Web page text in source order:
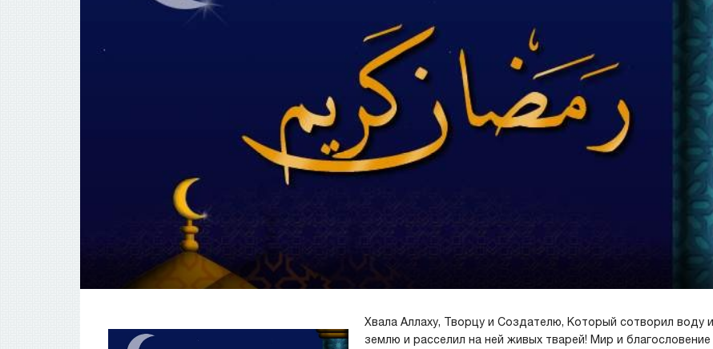
Хвала Аллаху, Творцу и Создателю, Который сотворил воду и
землю и расселил на ней живых тварей! Мир и благословение